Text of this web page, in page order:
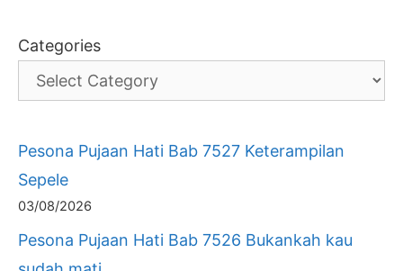
Categories
Pesona Pujaan Hati Bab 7527 Keterampilan
Sepele
03/08/2026
Pesona Pujaan Hati Bab 7526 Bukankah kau